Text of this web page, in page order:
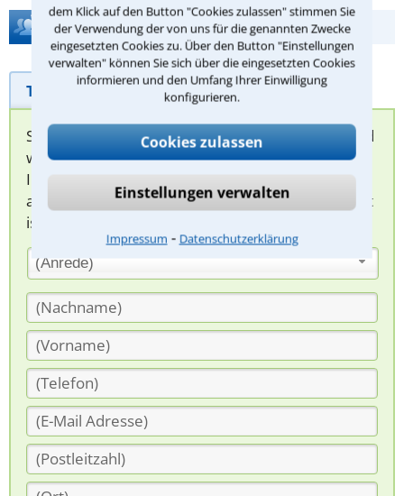
dem Klick auf den Button "Cookies zulassen" stimmen Sie
der Verwendung der von uns für die genannten Zwecke
eingesetzten Cookies zu. Über den Button "Einstellungen
verwalten" können Sie sich über die eingesetzten Cookies
informieren und den Umfang Ihrer Einwilligung
konfigurieren.
Cookies zulassen
Einstellungen verwalten
Impressum ⁃ Datenschutzerklärung
Hilfe bei Ihrer Anwaltsuche?
Telefonhilfe Beratungsanfrage
Sie können hier Ihren Fall schildern. Anschließend
werden sich spezialisierte Rechtsanwälte bei
Ihnen melden, um das weitere Vorgehen
abzuklären. Die Rückmeldung durch einen Anwalt
ist für Sie kostenlos.
(Anrede)